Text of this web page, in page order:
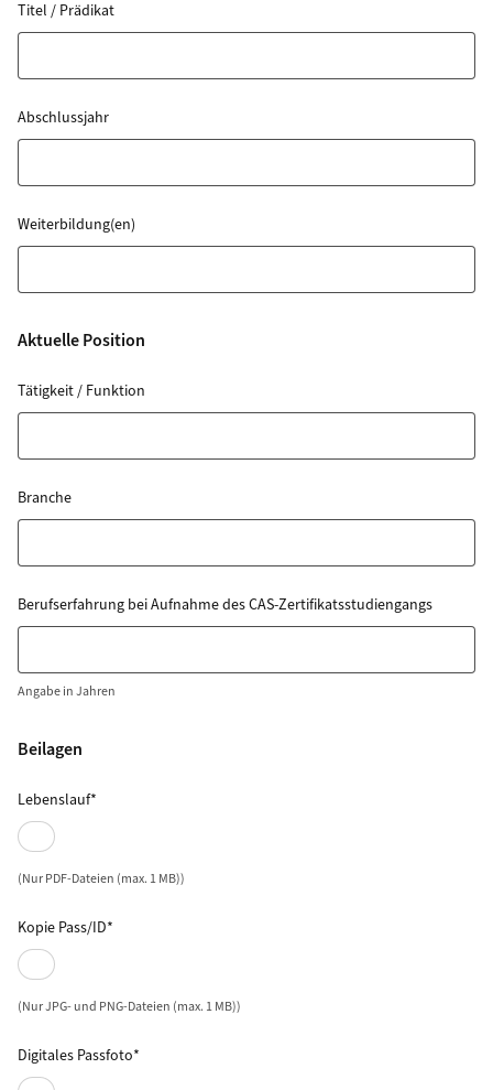
Titel / Prädikat
Abschlussjahr
Weiterbildung(en)
Aktuelle Position
Tätigkeit / Funktion
Branche
Berufserfahrung bei Aufnahme des CAS-Zertifikatsstudiengangs
Angabe in Jahren
Beilagen
Lebenslauf*
(Nur PDF-Dateien (max. 1 MB))
Kopie Pass/ID*
(Nur JPG- und PNG-Dateien (max. 1 MB))
Digitales Passfoto*